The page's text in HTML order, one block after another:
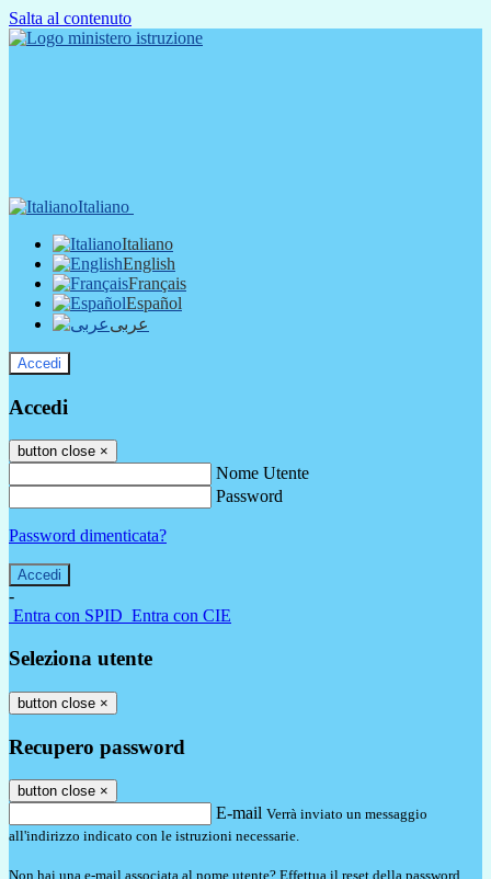
Salta al contenuto
Italiano
Italiano
English
Français
Español
عربى
Accedi
Accedi
button close ×
Nome Utente
Password
Password dimenticata?
-
Entra con SPID Entra con CIE
Seleziona utente
button close ×
Recupero password
button close ×
E-mail Verrà inviato un messaggio
all'indirizzo indicato con le istruzioni necessarie.
Non hai una e-mail associata al nome utente? Effettua il reset della password